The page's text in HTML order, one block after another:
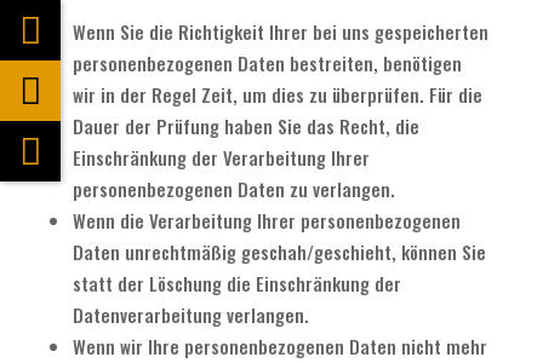
Wenn Sie die Richtigkeit Ihrer bei uns gespeicherten
personenbezogenen Daten bestreiten, benötigen
wir in der Regel Zeit, um dies zu überprüfen. Für die
Dauer der Prüfung haben Sie das Recht, die
Einschränkung der Verarbeitung Ihrer
personenbezogenen Daten zu verlangen.
Wenn die Verarbeitung Ihrer personenbezogenen
Daten unrechtmäßig geschah/geschieht, können Sie
statt der Löschung die Einschränkung der
Datenverarbeitung verlangen.
Wenn wir Ihre personenbezogenen Daten nicht mehr